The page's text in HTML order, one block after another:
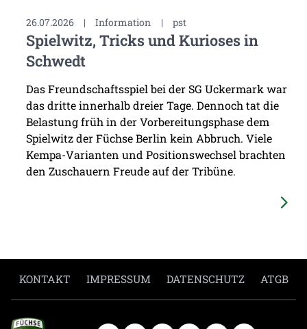
26.07.2026 | Information | pst
Spielwitz, Tricks und Kurioses in
Schwedt
Das Freundschaftsspiel bei der SG Uckermark war
das dritte innerhalb dreier Tage. Dennoch tat die
Belastung früh in der Vorbereitungsphase dem
Spielwitz der Füchse Berlin kein Abbruch. Viele
Kempa-Varianten und Positionswechsel brachten
den Zuschauern Freude auf der Tribüne.
KONTAKT IMPRESSUM DATENSCHUTZ ATGB